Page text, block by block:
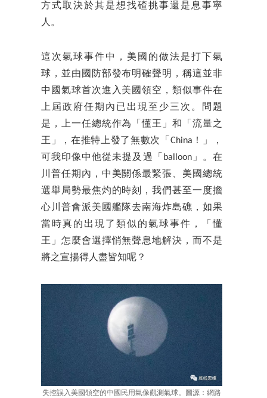
方式取決於其是想找碴挑事還是息事寧
人。
這次氣球事件中，美國的做法是打下氣
球，並由國防部發布明確聲明，稱這並非
中國氣球首次進入美國領空，類似事件在
上屆政府任期內已出現至少三次。問題
是，上一任總統作為「懂王」和「流量之
王」，在推特上發了無數次「China！」，
可我印像中他從未提及過「balloon」。在
川普任期內，中美關係最緊張、美國總統
選舉局勢最焦灼的時刻，我們甚至一度擔
心川普會派美國艦隊去南海炸島礁，如果
當時真的出現了類似的氣球事件，「懂
王」怎麼會選擇悄無聲息地解決，而不是
將之宣揚得人盡皆知呢？
失控誤入美國領空的中國民用氣像觀測氣球。圖源：網路